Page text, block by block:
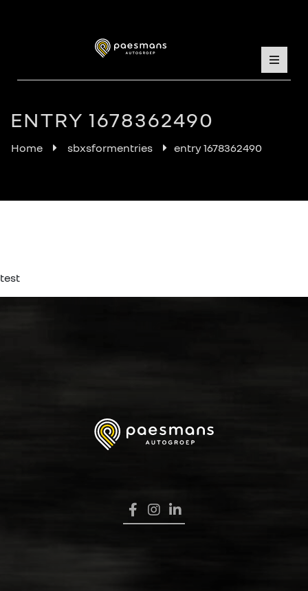
ENTRY 1678362490
Home sbxsformentries entry 1678362490
test